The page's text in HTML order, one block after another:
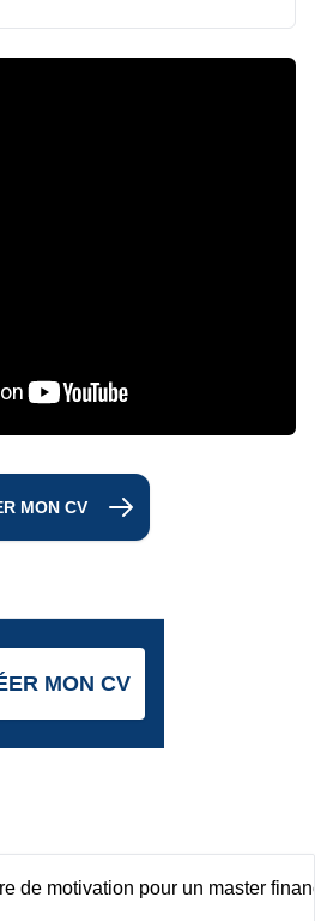
MON CV
MON CV
de motivation pour un master